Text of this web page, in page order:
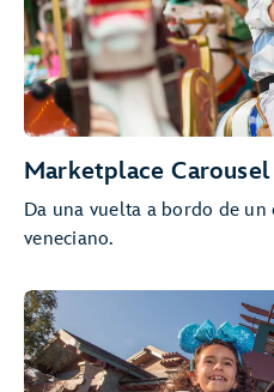
Marketplace Carousel
Da una vuelta a bordo de
veneciano.